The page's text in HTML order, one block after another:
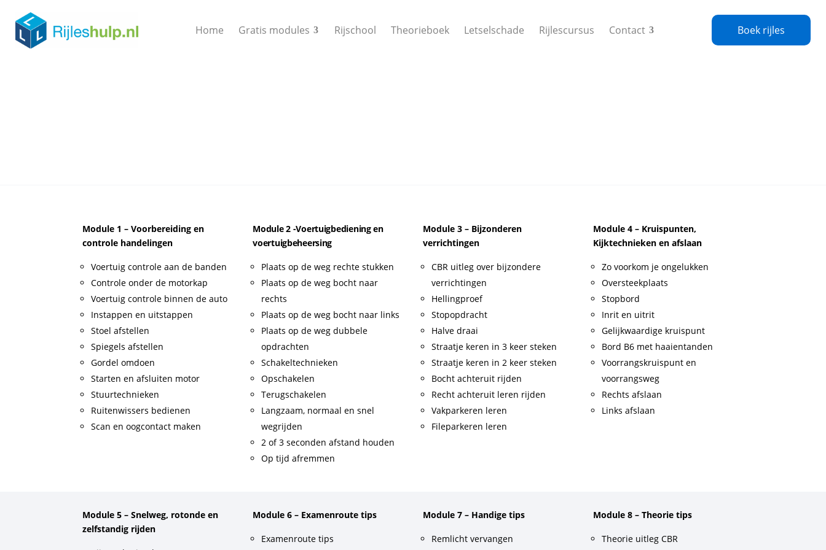
Home Gratis modules Rijschool Theorieboek Letselschade Rijlescursus Contact Boek rijles
Module 1 – Voorbereiding en
controle handelingen
Voertuig controle aan de banden
Controle onder de motorkap
Voertuig controle binnen de auto
Instappen en uitstappen
Stoel afstellen
Spiegels afstellen
Gordel omdoen
Starten en afsluiten motor
Stuurtechnieken
Ruitenwissers bedienen
Scan en oogcontact maken
Module 2 -Voertuigbediening en
voertuigbeheersing
Plaats op de weg rechte stukken
Plaats op de weg bocht naar
rechts
Plaats op de weg bocht naar links
Plaats op de weg dubbele
opdrachten
Schakeltechnieken
Opschakelen
Terugschakelen
Langzaam, normaal en snel
wegrijden
2 of 3 seconden afstand houden
Op tijd afremmen
Module 3 – Bijzonderen
verrichtingen
CBR uitleg over bijzondere
verrichtingen
Hellingproef
Stopopdracht
Halve draai
Straatje keren in 3 keer steken
Straatje keren in 2 keer steken
Bocht achteruit rijden
Recht achteruit leren rijden
Vakparkeren leren
Fileparkeren leren
Module 4 – Kruispunten,
Kijktechnieken en afslaan
Zo voorkom je ongelukken
Oversteekplaats
Stopbord
Inrit en uitrit
Gelijkwaardige kruispunt
Bord B6 met haaientanden
Voorrangskruispunt en
voorrangsweg
Rechts afslaan
Links afslaan
Module 5 – Snelweg, rotonde en
zelfstandig rijden
Module 6 – Examenroute tips
Examenroute tips
Module 7 – Handige tips
Remlicht vervangen
Module 8 – Theorie tips
Theorie uitleg CBR